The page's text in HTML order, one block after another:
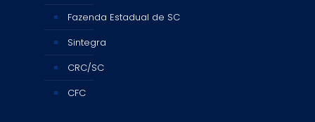
Fazenda Estadual de SC
Sintegra
CRC/SC
CFC